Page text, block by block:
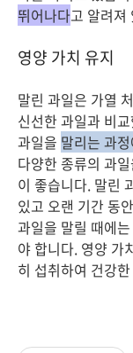
뛰어나다고 알려져
영양 가치 유지
말린 과일은 가열
신선한 과일과 비
과일을 말리는 과
다양한 종류의 과
이 좋습니다. 말린
있고 오랜 기간 동
과일을 말릴 때에
야 합니다. 영양 가
히 섭취하여 건강